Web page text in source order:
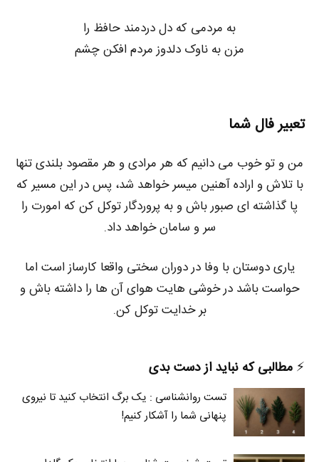
به مردمی که دل دردمند حافظ را
مزن به ناوک دلدوز مردم افکن چشم
تعبیر فال شما
من و تو خوب می دانیم که هر مرادی و هر مقصود بلندی تنها
با تلاش و اراده آهنین میسر خواهد شد، پس در این مسیر که
پا گذاشته ای صبور باش و به پروردگار توکل کن که امورت را
سر و سامان خواهد داد.
یاری دوستان با وفا در دوران سختی واقعا کارساز است اما
حواست باشد در خوشی هایت هوای آن ها را داشته باش و
بر خدایت توکل کن.
⚡️ مطالبی که نباید از دست بدی
تست روانشناسی : یک برگ انتخاب کنید تا نیروی
پنهانی شما را آشکار کنیم!